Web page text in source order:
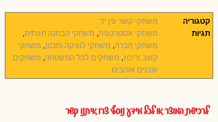
קטגוריה
משחקי קשר עין יד
תגיות
משחקי אסטרטגיה, משחקי הבחנה חזותית,
משחקי חברה, משחקי לוגיקה ותכנון, משחקי
קשב וריכוז, משחקים לכל המשפחה, משחקים
שבנים אוהבים
לרכישת המוצר או לכל מידע נוסף צרו איתנו קשר